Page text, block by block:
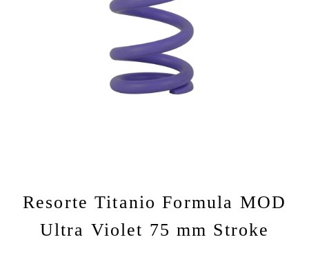
Resorte Titanio Formula MOD
Ultra Violet 75 mm Stroke